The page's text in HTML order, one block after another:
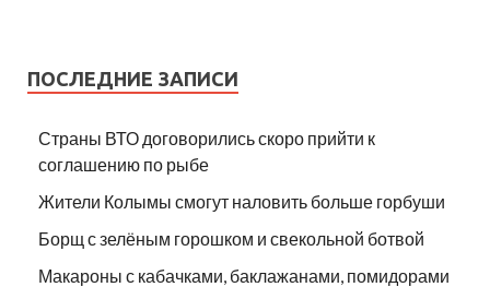
ПОСЛЕДНИЕ ЗАПИСИ
Страны ВТО договорились скоро прийти к
соглашению по рыбе
Жители Колымы смогут наловить больше горбуши
Борщ с зелёным горошком и свекольной ботвой
Макароны с кабачками, баклажанами, помидорами